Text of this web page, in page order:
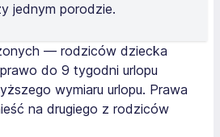
jednym porodzie.
— rodziców dziecka
prawo do 9 tygodni urlopu
wymiaru urlopu. Prawa
na drugiego z rodziców